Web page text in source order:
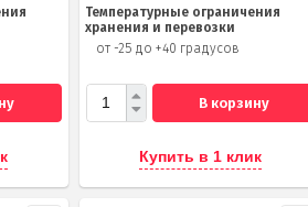
Температурные ограничения
хранения и перевозки
от -25 до +40 градусов
В корзину
Купить в 1 клик